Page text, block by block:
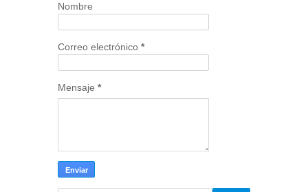
Nombre
Correo electrónico *
Mensaje *